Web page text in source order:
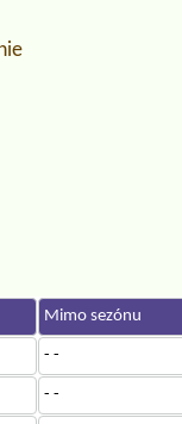
Mimo sezónu
- -
- -